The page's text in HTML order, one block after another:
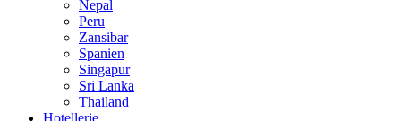
Nepal
Peru
Zansibar
Spanien
Singapur
Sri Lanka
Thailand
Hotellerie